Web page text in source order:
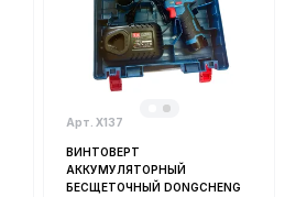
Арт. Х137
ВИНТОВЕРТ
АККУМУЛЯТОРНЫЙ
БЕСЩЕТОЧНЫЙ DONGCHENG